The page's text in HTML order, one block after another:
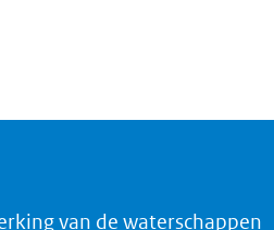
van de waterschappen